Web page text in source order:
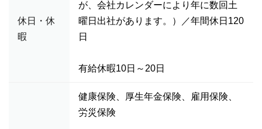
休日・休
暇
が、会社カレンダーにより年に数回土
曜日出社があります。）／年間休日120
日
有給休暇10日～20日
健康保険、厚生年金保険、雇用保険、
労災保険